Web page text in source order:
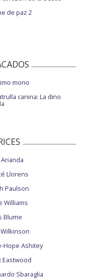
de paz 2
mono
canina: La dino
Llorens
Paulson
Williams
Blume
Hope Ashitey
Eastwood
Sbaraglia